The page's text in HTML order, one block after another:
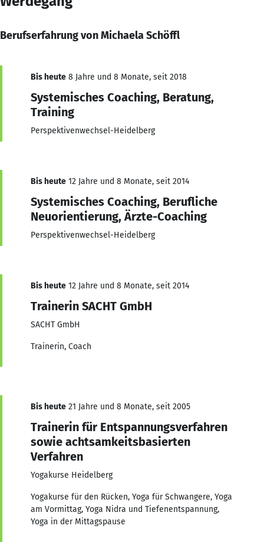
Berufserfahrung von Michaela Schöffl
Bis heute 8 Jahre und 8 Monate, seit 2018
Systemisches Coaching, Beratung,
Training
Perspektivenwechsel-Heidelberg
Bis heute 12 Jahre und 8 Monate, seit 2014
Systemisches Coaching, Berufliche
Neuorientierung, Ärzte-Coaching
Perspektivenwechsel-Heidelberg
Bis heute 12 Jahre und 8 Monate, seit 2014
Trainerin SACHT GmbH
SACHT GmbH
Trainerin, Coach
Bis heute 21 Jahre und 8 Monate, seit 2005
Trainerin für Entspannungsverfahren
sowie achtsamkeitsbasierten
Verfahren
Yogakurse Heidelberg
Yogakurse für den Rücken, Yoga für Schwangere, Yoga
am Vormittag, Yoga Nidra und Tiefenentspannung,
Yoga in der Mittagspause